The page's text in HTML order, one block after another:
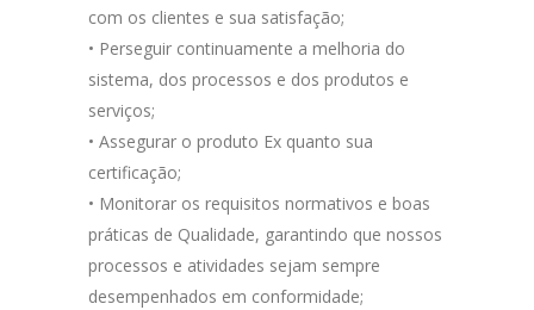
com os clientes e sua satisfação;
• Perseguir continuamente a melhoria do
sistema, dos processos e dos produtos e
serviços;
• Assegurar o produto Ex quanto sua
certificação;
• Monitorar os requisitos normativos e boas
práticas de Qualidade, garantindo que nossos
processos e atividades sejam sempre
desempenhados em conformidade;